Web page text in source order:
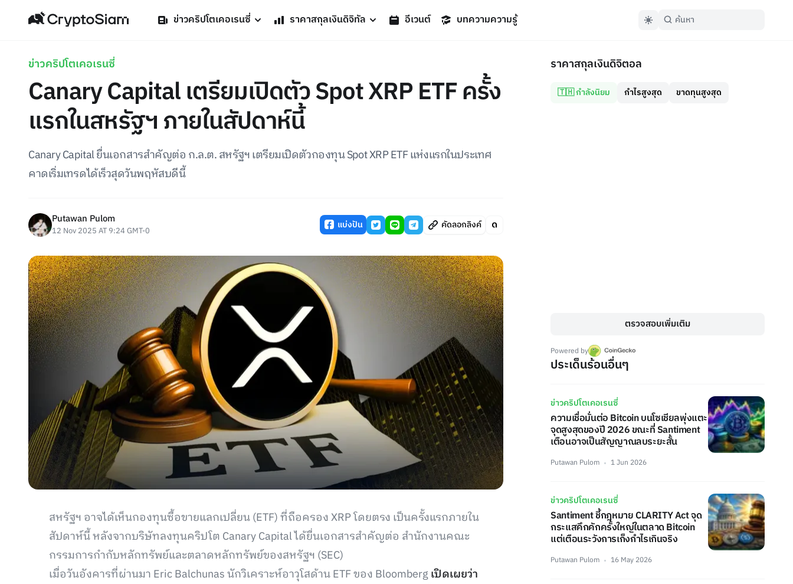
ข่าวคริปโตเคอเรนซี่ ราคาสกุลเงินดิจิทัล อีเวนต์ บทความความรู้
ข่าวคริปโตเคอเรนซี่
Canary Capital เตรียมเปิดตัว Spot XRP ETF ครั้ง
แรกในสหรัฐฯ ภายในสัปดาห์นี้
Canary Capital ยื่นเอกสารสำคัญต่อ ก.ล.ต. สหรัฐฯ เตรียมเปิดตัวกองทุน Spot XRP ETF แห่งแรกในประเทศ
คาดเริ่มเทรดได้เร็วสุดวันพฤหัสบดีนี้
Putawan Pulom
12 Nov 2025 AT 9:24 GMT-0 แบ่งปัน คัดลอกลิงค์
สหรัฐฯ อาจได้เห็นกองทุนซื้อขายแลกเปลี่ยน (ETF) ที่ถือครอง XRP โดยตรง เป็นครั้งแรกภายใน
สัปดาห์นี้ หลังจากบริษัทลงทุนคริปโต Canary Capital ได้ยื่นเอกสารสำคัญต่อ สำนักงานคณะ
กรรมการกำกับหลักทรัพย์และตลาดหลักทรัพย์ของสหรัฐฯ (SEC)
เมื่อวันอังคารที่ผ่านมา Eric Balchunas นักวิเคราะห์อาวุโสด้าน ETF ของ Bloombergเปิดเผยว่า
ราคาสกุลเงินดิจิตอล
🇹🇭 กำลังนิยม กำไรสูงสุด ขาดทุนสูงสุด
ตรวจสอบเพิ่มเติม
Powered by
ประเด็นร้อนอื่นๆ
ข่าวคริปโตเคอเรนซี่
ความเชื่อมั่นต่อ Bitcoin บนโซเชียลพุ่งแตะ
จุดสูงสุดของปี 2026 ขณะที่ Santiment
เตือนอาจเป็นสัญญาณลบระยะสั้น
Putawan Pulom 1 Jun 2026
ข่าวคริปโตเคอเรนซี่
Santiment ชี้กฎหมาย CLARITY Act จุด
กระแสคึกคักครั้งใหญ่ในตลาด Bitcoin
แต่เตือนระวังการเก็งกำไรเกินจริง
Putawan Pulom 16 May 2026